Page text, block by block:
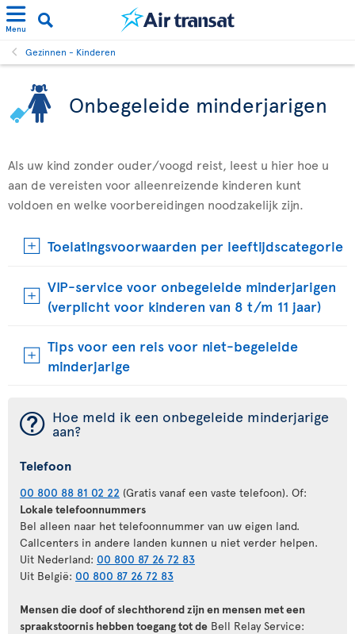
Menu
Gezinnen - Kinderen
Onbegeleide minderjarigen
Als uw kind zonder ouder/voogd reist, leest u hier hoe u
aan de vereisten voor alleenreizende kinderen kunt
voldoen en welke voorbereidingen noodzakelijk zijn.
Toelatingsvoorwaarden per leeftijdscategorie
VIP-service voor onbegeleide minderjarigen
(verplicht voor kinderen van 8 t/m 11 jaar)
Tips voor een reis voor niet-begeleide
minderjarige
¯ Hoe meld ik een onbegeleide minderjarige
aan?
Telefoon
00 800 88 81 02 22 (Gratis vanaf een vaste telefoon). Of:
Lokale telefoonnummers
Bel alleen naar het telefoonnummer van uw eigen land.
Callcenters in andere landen kunnen u niet verder helpen.
Uit Nederland: 00 800 87 26 72 83
Uit België: 00 800 87 26 72 83
Mensen die doof of slechthorend zijn en mensen met een
spraakstoornis hebben toegang tot de Bell Relay Service: